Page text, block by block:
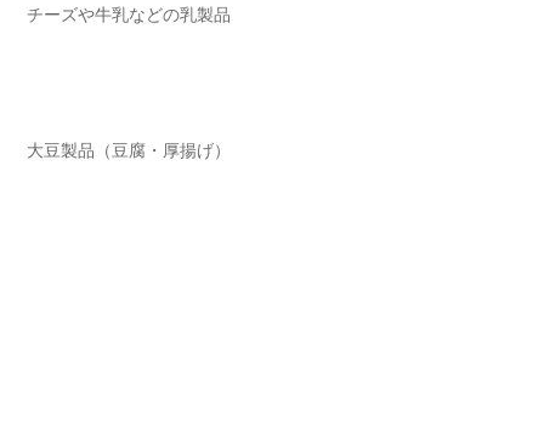
チーズや牛乳などの乳製品
大豆製品（豆腐・厚揚げ）